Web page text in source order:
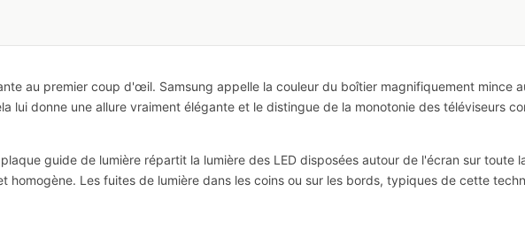
au premier coup d'œil. Samsung appelle la couleur du boîtier magnifiquement mince
lui donne une allure vraiment élégante et le distingue de la monotonie des téléviseurs
guide de lumière répartit la lumière des LED disposées autour de l'écran sur toute
Les fuites de lumière dans les coins ou sur les bords, typiques de cette